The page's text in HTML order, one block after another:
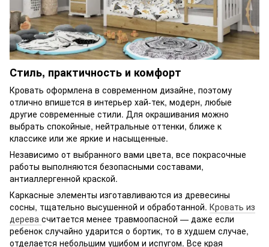
Стиль, практичность и комфорт
Кровать оформлена в современном дизайне, поэтому
отлично впишется в интерьер хай-тек, модерн, любые
другие современные стили. Для окрашивания можно
выбрать спокойные, нейтральные оттенки, ближе к
классике или же яркие и насыщенные.
Независимо от выбранного вами цвета, все покрасочные
работы выполняются безопасными составами,
антиаллергенной краской.
Каркасные элементы изготавливаются из древесины
сосны, тщательно высушенной и обработанной. Кровать из
дерева считается менее травмоопасной — даже если
ребенок случайно ударится о бортик, то в худшем случае,
отделается небольшим ушибом и испугом. Все края